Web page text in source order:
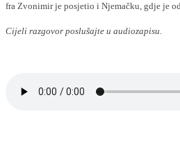
fra Zvonimir je posjetio i Njemačku, gdje je
Cijeli razgovor poslušajte u audiozapisu.